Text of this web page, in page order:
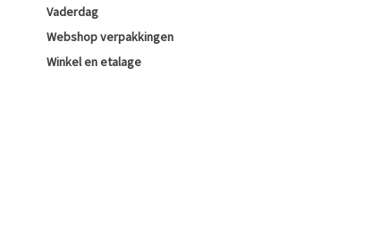
Vaderdag
Webshop verpakkingen
Winkel en etalage